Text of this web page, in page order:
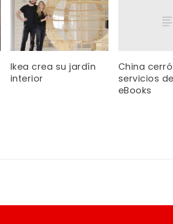
Ikea crea su jardín
interior
China
servicios
eBooks